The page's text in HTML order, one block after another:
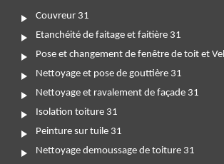
Couvreur 31
Etanchéité de faitage et faitière 31
Pose et changement de fenêtre de toit et
Nettoyage et pose de gouttière 31
Nettoyage et ravalement de façade 31
Isolation toiture 31
Peinture sur tuile 31
Nettoyage demoussage de toiture 31